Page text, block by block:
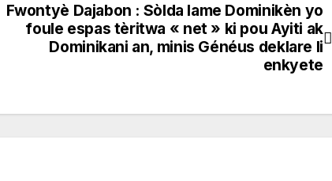
Fwontyè Dajabon : Sòlda lame Dominikèn yo
foule espas tèritwa « net » ki pou Ayiti ak
Dominikani an, minis Généus deklare li
enkyete